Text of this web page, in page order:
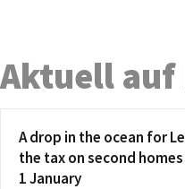
Aktuell auf
A drop in the ocean for
the tax on second
1 January